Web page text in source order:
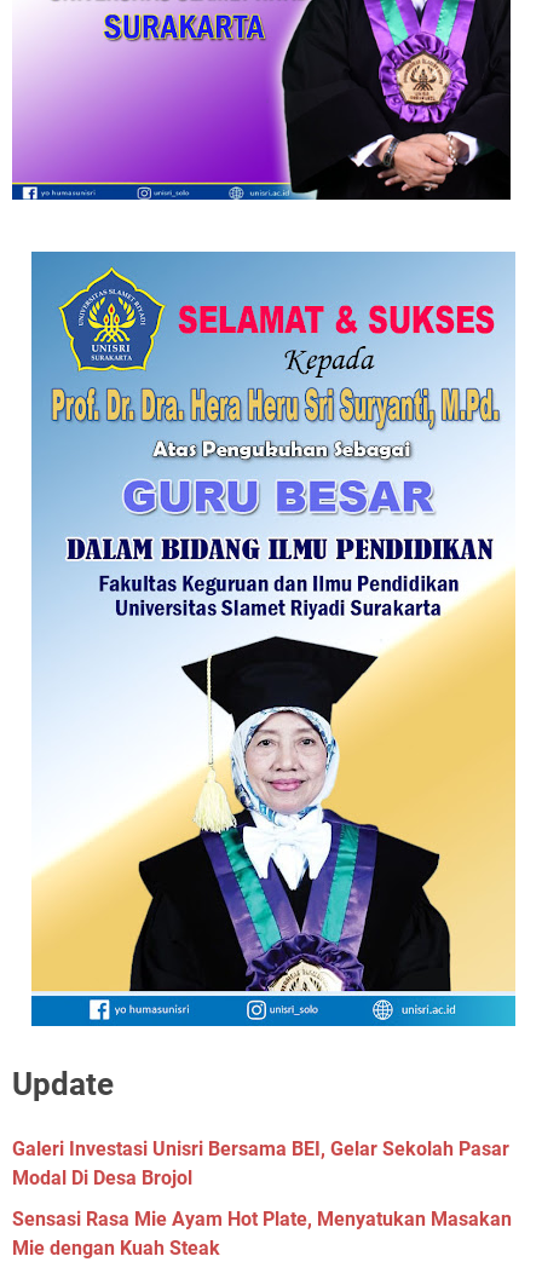
Update
Galeri Investasi Unisri Bersama BEI, Gelar Sekolah Pasar
Modal Di Desa Brojol
Sensasi Rasa Mie Ayam Hot Plate, Menyatukan Masakan
Mie dengan Kuah Steak